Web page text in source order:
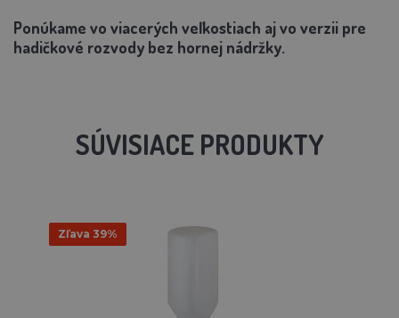
Ponúkame vo viacerých veľkostiach aj vo verzii pre
hadičkové rozvody bez hornej nádržky.
SÚVISIACE PRODUKTY
Zľava 39%